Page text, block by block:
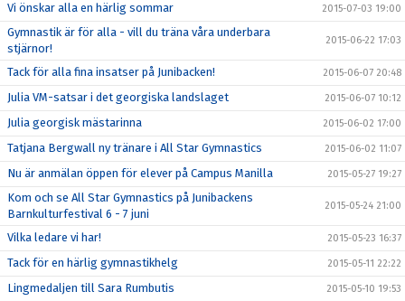
Vi önskar alla en härlig sommar 2015-07-03 19:00
Gymnastik är för alla - vill du träna våra underbara
stjärnor!
2015-06-22 17:03
Tack för alla fina insatser på Junibacken! 2015-06-07 20:48
Julia VM-satsar i det georgiska landslaget 2015-06-07 10:12
Julia georgisk mästarinna 2015-06-02 17:00
Tatjana Bergwall ny tränare i All Star Gymnastics 2015-06-02 11:07
Nu är anmälan öppen för elever på Campus Manilla 2015-05-27 19:27
Kom och se All Star Gymnastics på Junibackens
Barnkulturfestival 6 - 7 juni
2015-05-24 21:00
Vilka ledare vi har! 2015-05-23 16:37
Tack för en härlig gymnastikhelg 2015-05-11 22:22
Lingmedaljen till Sara Rumbutis 2015-05-10 19:53